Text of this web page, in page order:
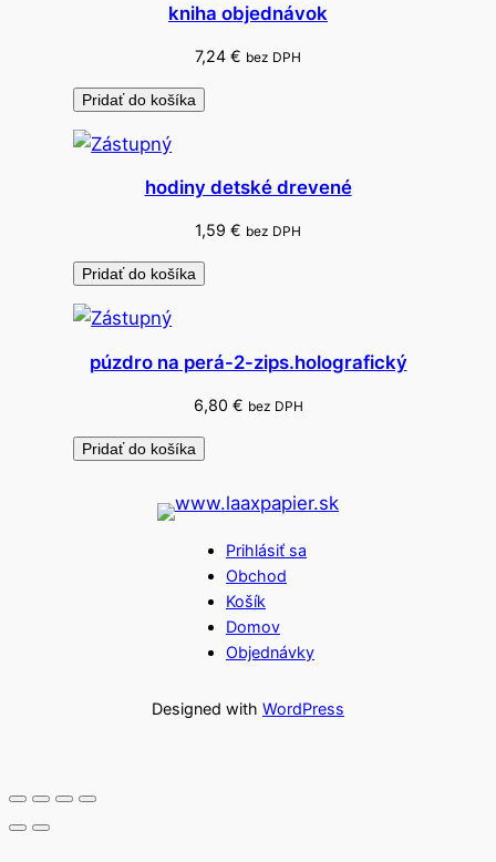
kniha objednávok
7,24 € bez DPH
Pridať do košíka
hodiny detské drevené
1,59 € bez DPH
Pridať do košíka
púzdro na perá-2-zips.holografický
6,80 € bez DPH
Pridať do košíka
Prihlásiť sa
Obchod
Košík
Domov
Objednávky
Designed with WordPress